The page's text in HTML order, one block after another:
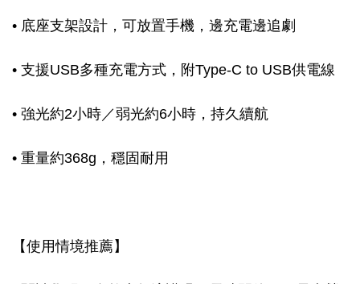
• 底座支架設計，可放置手機，邊充電邊追劇
• 支援USB多種充電方式，附Type-C to USB供電線
• 強光約2小時／弱光約6小時，持久續航
• 重量約368g，穩固耐用
【使用情境推薦】